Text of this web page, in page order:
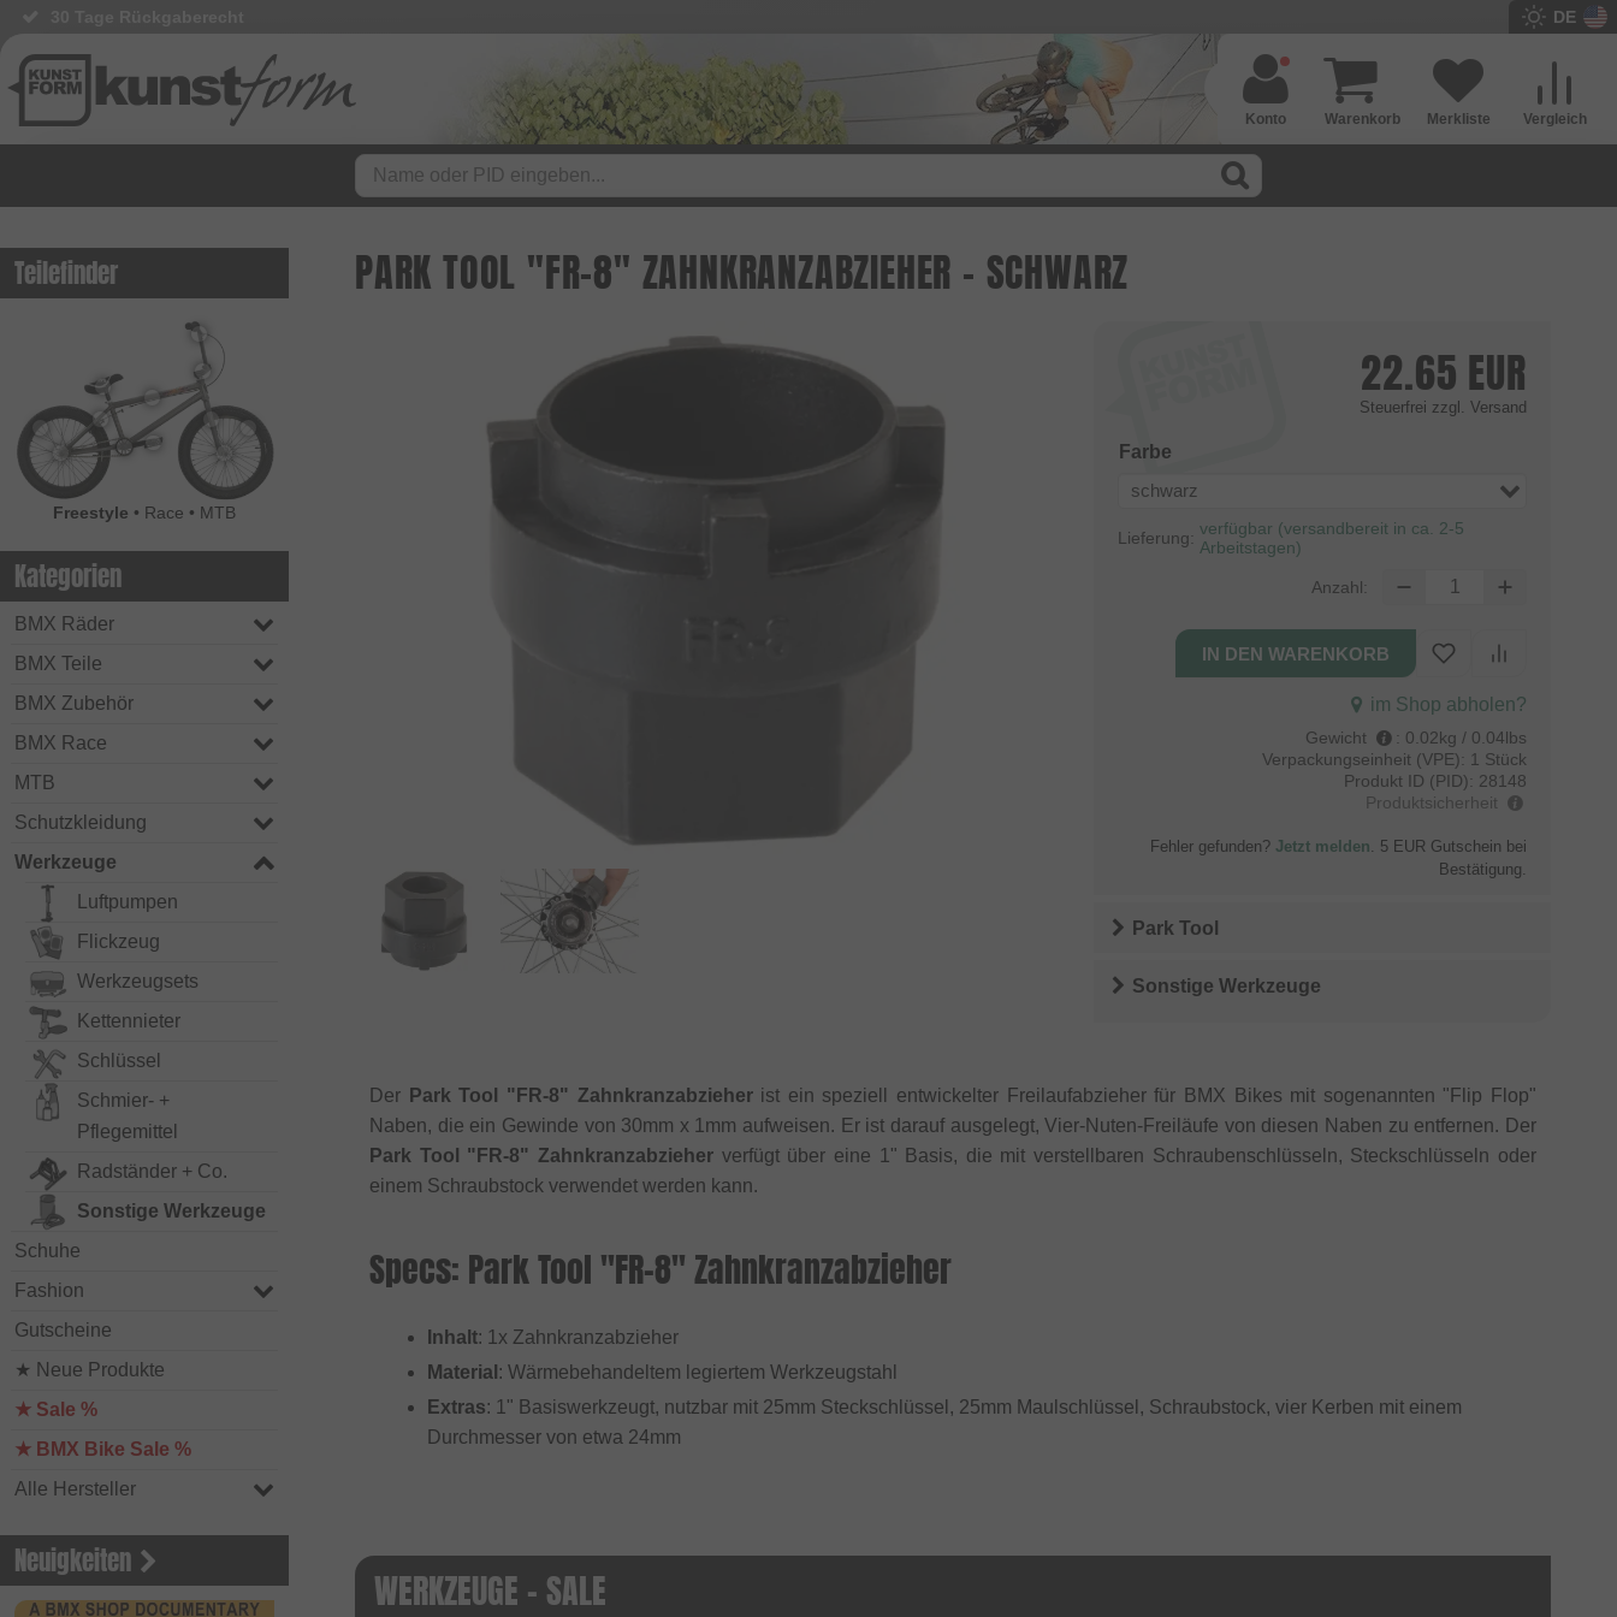
DE
Vergleich
Merkliste
Warenkorb
Konto
Teilefinder
Freestyle • Race • MTB
Kategorien
BMX Räder
BMX Teile
BMX Zubehör
BMX Race
MTB
Schutzkleidung
Werkzeuge
Luftpumpen
Flickzeug
Werkzeugsets
Kettennieter
Schlüssel
Schmier- +
Pflegemittel
Radständer + Co.
Sonstige Werkzeuge
Schuhe
Fashion
Gutscheine
★ Neue Produkte
★ Sale %
★ BMX Bike Sale %
Alle Hersteller
Neuigkeiten
PARK TOOL "FR-8" ZAHNKRANZABZIEHER - SCHWARZ
22.65 EUR
Steuerfrei zzgl. Versand
Farbe
schwarz
Lieferung: verfügbar (versandbereit in ca. 2-5
Arbeitstagen)
Anzahl:
im Shop abholen?
Gewicht : 0.02kg / 0.04lbs
Verpackungseinheit (VPE): 1 Stück
Produkt ID (PID): 28148
Produktsicherheit
Fehler gefunden? Jetzt melden. 5 EUR Gutschein bei
Bestätigung.
Park Tool
Sonstige Werkzeuge
Der Park Tool "FR-8" Zahnkranzabzieherist ein speziell entwickelter Freilaufabzieher für BMX Bikes mit sogenannten "Flip Flop"
Naben, die ein Gewinde von 30mm x 1mm aufweisen. Er ist darauf ausgelegt, Vier-Nuten-Freiläufe von diesen Naben zu entfernen. Der
Park Tool "FR-8" Zahnkranzabzieherverfügt über eine 1" Basis, die mit verstellbaren Schraubenschlüsseln, Steckschlüsseln oder
einem Schraubstock verwendet werden kann.
Specs: Park Tool "FR-8" Zahnkranzabzieher
Inhalt: 1x Zahnkranzabzieher
Material : Wärmebehandeltem legiertem Werkzeugstahl
Extras: 1" Basiswerkzeugt, nutzbar mit 25mm Steckschlüssel, 25mm Maulschlüssel, Schraubstock, vier Kerben mit einem
Durchmesser von etwa 24mm
WERKZEUGE - SALE